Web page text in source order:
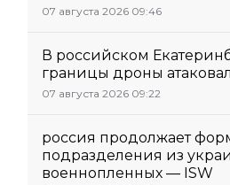
07 августа 2026 09:46
В российском
границы дроны
07 августа 2026 09:22
россия продолжает
подразделения из
военнопленных — ISW